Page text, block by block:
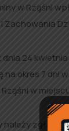
w Rząśni
24
okres 7 dni
w